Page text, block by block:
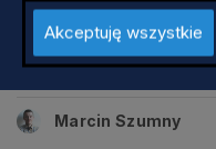
Tradycyjna
tych dniach
malowany”
Marcin Szumny
Akceptuję wszystkie